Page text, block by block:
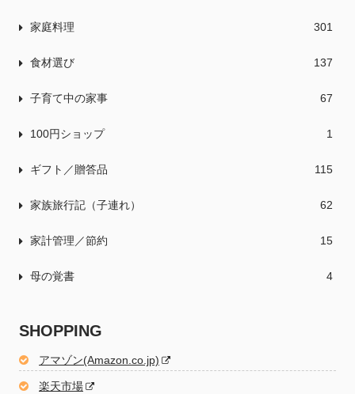
家庭料理 301
食材選び 137
子育て中の家事 67
100円ショップ 1
ギフト／贈答品 115
家族旅行記（子連れ） 62
家計管理／節約 15
母の覚書 4
SHOPPING
アマゾン(Amazon.co.jp)
楽天市場